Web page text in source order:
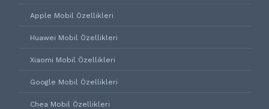
Apple Mobil Özellikleri
Huawei Mobil Özellikleri
Xiaomi Mobil Özellikleri
Google Mobil Özellikleri
Chea Mobil Özellikleri